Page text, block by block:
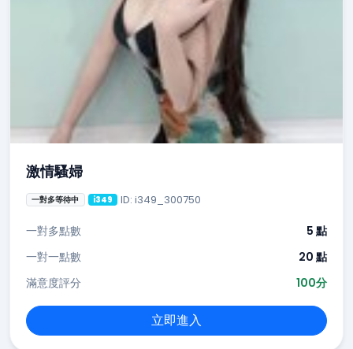
激情騷婦
一對多等待中 i349 ID: i349_300750
一對多點數
5 點
一對一點數
20 點
滿意度評分
100分
立即進入